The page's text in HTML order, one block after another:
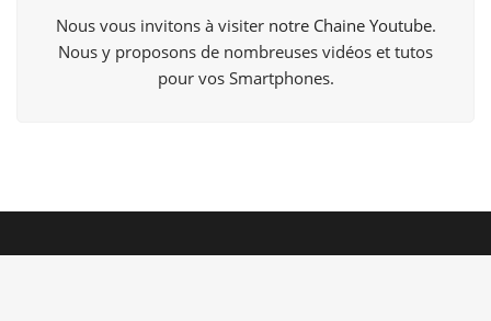
Nous vous invitons à visiter notre Chaine Youtube.
Nous y proposons de nombreuses vidéos et tutos
pour vos Smartphones.